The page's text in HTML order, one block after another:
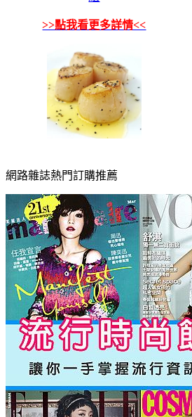
>>點我看更多詳情<<
網路雜誌熱門訂購推薦